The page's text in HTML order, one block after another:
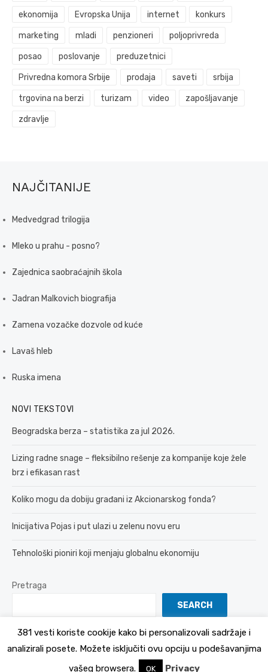
ekonomija Evropska Unija internet konkurs
marketing mladi penzioneri poljoprivreda
posao poslovanje preduzetnici
Privredna komora Srbije prodaja saveti srbija
trgovina na berzi turizam video zapošljavanje
zdravlje
NAJČITANIJE
Medvedgrad trilogija
Mleko u prahu - posno?
Zajednica saobraćajnih škola
Jadran Malkovich biografija
Zamena vozačke dozvole od kuće
Lavaš hleb
Ruska imena
NOVI TEKSTOVI
Beogradska berza – statistika za jul 2026.
Lizing radne snage – fleksibilno rešenje za kompanije koje žele
brz i efikasan rast
Koliko mogu da dobiju građani iz Akcionarskog fonda?
Inicijativa Pojas i put ulazi u zelenu novu eru
Tehnološki pioniri koji menjaju globalnu ekonomiju
Pretraga
SEARCH
Politika Privatnosti
381 vesti koriste cookije kako bi personalizovali sadržaje i
analizirali posete. Možete isključiti ovu opciju u podešavanjima
vašeg browsera.
OK Privacy